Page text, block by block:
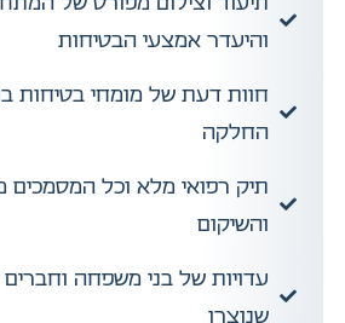
והיעדר אמצעי הבטיחות
חוות דעת של מומחי בטיחות
החלקה
תיק רפואי מלא וכל המסמכים
והשיקום
עדויות של בני משפחה
שנוצרו